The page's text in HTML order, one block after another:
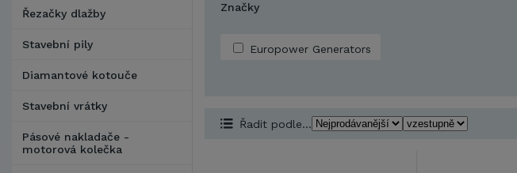
Řezačky dlažby
Stavební pily
Diamantové kotouče
Stavební vrátky
Pásové nakladače -
motorová kolečka
Značky
Europower Generators
Řadit podle...